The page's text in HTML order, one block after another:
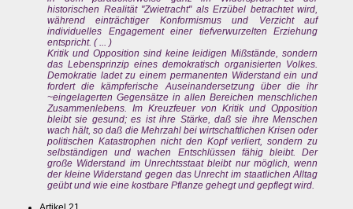
historischen Realität "Zwietracht" als Erzübel betrachtet wird,
während einträchtiger Konformismus und Verzicht auf
individuelles Engagement einer tiefverwurzelten Erziehung
entspricht. ( ... )
Kritik und Opposition sind keine leidigen Mißstände, sondern
das Lebensprinzip eines demokratisch organisierten Volkes.
Demokratie ladet zu einem permanenten Widerstand ein und
fordert die kämpferische Auseinandersetzung über die ihr
~eingelagerten Gegensätze in allen Bereichen menschlichen
Zusammenlebens. Im Kreuzfeuer von Kritik und Opposition
bleibt sie gesund; es ist ihre Stärke, daß sie ihre Menschen
wach hält, so daß die Mehrzahl bei wirtschaftlichen Krisen oder
politischen Katastrophen nicht den Kopf verliert, sondern zu
selbständigen und wachen Entschlüssen fähig bleibt. Der
große Widerstand im Unrechtsstaat bleibt nur möglich, wenn
der kleine Widerstand gegen das Unrecht im staatlichen Alltag
geübt und wie eine kostbare Pflanze gehegt und gepflegt wird.